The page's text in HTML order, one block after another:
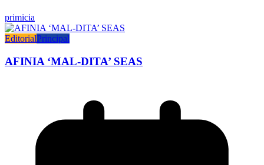
primicia
EditorialPrincipal
AFINIA ‘MAL-DITA’ SEAS